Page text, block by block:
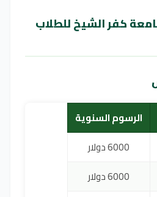
كفر الشيخ للطلاب
الرسوم السنوية
6000 دولار
6000 دولار